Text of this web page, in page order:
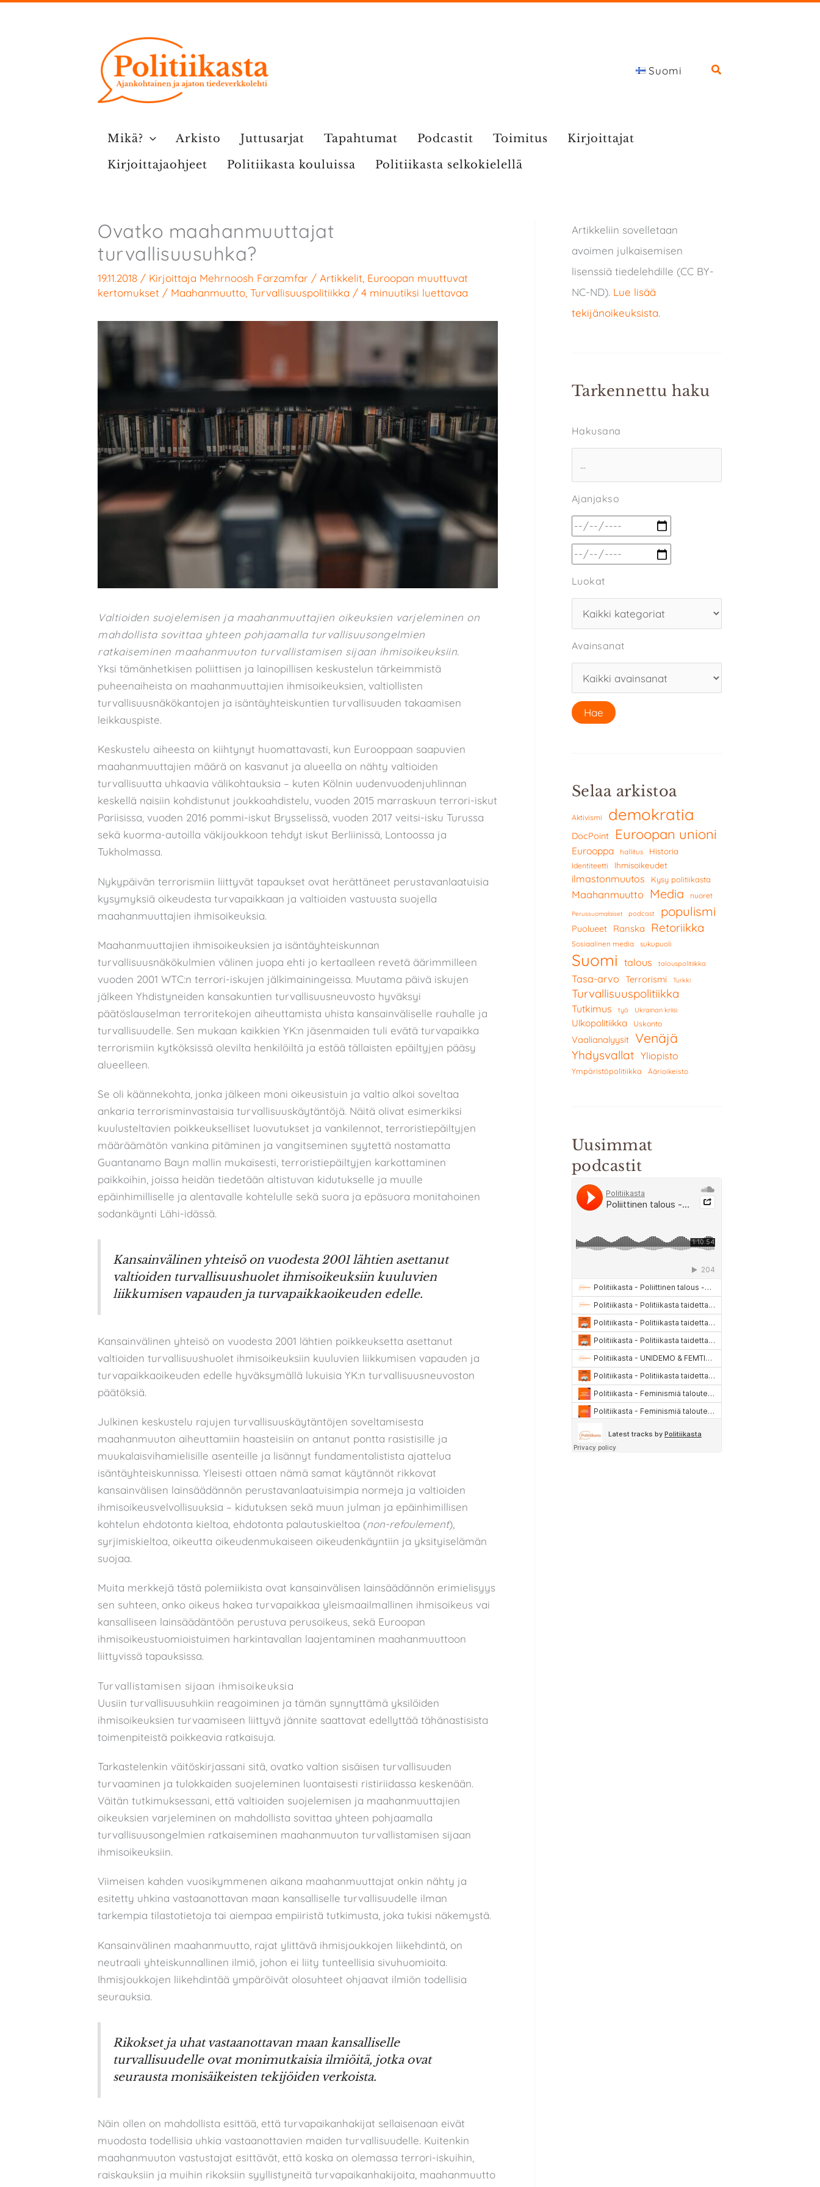
Suomi
Mikä? Arkisto Juttusarjat Tapahtumat Podcastit Toimitus
Kirjoittajat
Kirjoittajaohjeet
Politiikasta kouluissa Politiikasta selkokielellä
Ovatko maahanmuuttajat
turvallisuusuhka?
19.11.2018 / Kirjoittaja Mehrnoosh Farzamfar / Artikkelit Euroopan muuttuvat
kertomukset / Maahanmuutto Turvallisuuspolitiikka / 4 minuutiksi luettavaa
Valtioiden suojelemisen ja maahanmuuttajien oikeuksien varjeleminen on
mahdollista sovittaa yhteen pohjaamalla turvallisuusongelmien
ratkaiseminen maahanmuuton turvallistamisen sijaan ihmisoikeuksiin.
Yksi tämänhetkisen poliittisen ja lainopillisen keskustelun tärkeimmistä
puheenaiheista on maahanmuuttajien ihmisoikeuksien, valtiollisten
turvallisuusnäkökantojen ja isäntäyhteiskuntien turvallisuuden takaamisen
leikkauspiste.
Keskustelu aiheesta on kiihtynyt huomattavasti, kun Eurooppaan saapuvien
maahanmuuttajien määrä on kasvanut ja alueella on nähty valtioiden
turvallisuutta uhkaavia välikohtauksia – kuten Kölnin uudenvuodenjuhlinnan
keskellä naisiin kohdistunut joukkoahdistelu, vuoden 2015 marraskuun terrori-iskut
Pariisissa, vuoden 2016 pommi-iskut Brysselissä, vuoden 2017 veitsi-isku Turussa
sekä kuorma-autoilla väkijoukkoon tehdyt iskut Berliinissä, Lontoossa ja
Tukholmassa.
Nykypäivän terrorismiin liittyvät tapaukset ovat herättäneet perustavanlaatuisia
kysymyksiä oikeudesta turvapaikkaan ja valtioiden vastuusta suojella
maahanmuuttajien ihmisoikeuksia.
Maahanmuuttajien ihmisoikeuksien ja isäntäyhteiskunnan
turvallisuusnäkökulmien välinen juopa ehti jo kertaalleen revetä äärimmilleen
vuoden 2001 WTC:n terrori-iskujen jälkimainingeissa. Muutama päivä iskujen
jälkeen Yhdistyneiden kansakuntien turvallisuusneuvosto hyväksyi
päätöslauselman terroritekojen aiheuttamista uhista kansainväliselle rauhalle ja
turvallisuudelle. Sen mukaan kaikkien YK:n jäsenmaiden tuli evätä turvapaikka
terrorismiin kytköksissä olevilta henkilöiltä ja estää tällaisten epäiltyjen pääsy
alueelleen.
Se oli käännekohta, jonka jälkeen moni oikeusistuin ja valtio alkoi soveltaa
ankaria terrorisminvastaisia turvallisuuskäytäntöjä. Näitä olivat esimerkiksi
kuulusteltavien poikkeukselliset luovutukset ja vankilennot, terroristiepäiltyjen
määräämätön vankina pitäminen ja vangitseminen syytettä nostamatta
Guantanamo Bayn mallin mukaisesti, terroristiepäiltyjen karkottaminen
paikkoihin, joissa heidän tiedetään altistuvan kidutukselle ja muulle
epäinhimilliselle ja alentavalle kohtelulle sekä suora ja epäsuora monitahoinen
sodankäynti Lähi-idässä.
Kansainvälinen yhteisö on vuodesta 2001 lähtien asettanut
valtioiden turvallisuushuolet ihmisoikeuksiin kuuluvien
liikkumisen vapauden ja turvapaikkaoikeuden edelle.
Kansainvälinen yhteisö on vuodesta 2001 lähtien poikkeuksetta asettanut
valtioiden turvallisuushuolet ihmisoikeuksiin kuuluvien liikkumisen vapauden ja
turvapaikkaoikeuden edelle hyväksymällä lukuisia YK:n turvallisuusneuvoston
päätöksiä.
Julkinen keskustelu rajujen turvallisuuskäytäntöjen soveltamisesta
maahanmuuton aiheuttamiin haasteisiin on antanut pontta rasistisille ja
muukalaisvihamielisille asenteille ja lisännyt fundamentalistista ajattelua
isäntäyhteiskunnissa. Yleisesti ottaen nämä samat käytännöt rikkovat
kansainvälisen lainsäädännön perustavanlaatuisimpia normeja ja valtioiden
ihmisoikeusvelvollisuuksia – kidutuksen sekä muun julman ja epäinhimillisen
kohtelun ehdotonta kieltoa, ehdotonta palautuskieltoa (non-refoulement),
syrjimiskieltoa, oikeutta oikeudenmukaiseen oikeudenkäyntiin ja yksityiselämän
suojaa.
Muita merkkejä tästä polemiikista ovat kansainvälisen lainsäädännön erimielisyys
sen suhteen, onko oikeus hakea turvapaikkaa yleismaailmallinen ihmisoikeus vai
kansalliseen lainsäädäntöön perustuva perusoikeus, sekä Euroopan
ihmisoikeustuomioistuimen harkintavallan laajentaminen maahanmuuttoon
liittyvissä tapauksissa.
Turvallistamisen sijaan ihmisoikeuksia
Uusiin turvallisuusuhkiin reagoiminen ja tämän synnyttämä yksilöiden
ihmisoikeuksien turvaamiseen liittyvä jännite saattavat edellyttää tähänastisista
toimenpiteistä poikkeavia ratkaisuja.
Tarkastelenkin väitöskirjassani sitä, ovatko valtion sisäisen turvallisuuden
turvaaminen ja tulokkaiden suojeleminen luontaisesti ristiriidassa keskenään.
Väitän tutkimuksessani, että valtioiden suojelemisen ja maahanmuuttajien
oikeuksien varjeleminen on mahdollista sovittaa yhteen pohjaamalla
turvallisuusongelmien ratkaiseminen maahanmuuton turvallistamisen sijaan
ihmisoikeuksiin.
Viimeisen kahden vuosikymmenen aikana maahanmuuttajat onkin nähty ja
esitetty uhkina vastaanottavan maan kansalliselle turvallisuudelle ilman
tarkempia tilastotietoja tai aiempaa empiiristä tutkimusta, joka tukisi näkemystä.
Kansainvälinen maahanmuutto, rajat ylittävä ihmisjoukkojen liikehdintä, on
neutraali yhteiskunnallinen ilmiö, johon ei liity tunteellisia sivuhuomioita.
Ihmisjoukkojen liikehdintää ympäröivät olosuhteet ohjaavat ilmiön todellisia
seurauksia.
Rikokset ja uhat vastaanottavan maan kansalliselle
turvallisuudelle ovat monimutkaisia ilmiöitä, jotka ovat
seurausta monisäikeisten tekijöiden verkoista.
Näin ollen on mahdollista esittää, että turvapaikanhakijat sellaisenaan eivät
muodosta todellisia uhkia vastaanottavien maiden turvallisuudelle. Kuitenkin
maahanmuuton vastustajat esittävät, että koska on olemassa terrori-iskuihin,
raiskauksiin ja muihin rikoksiin syyllistyneitä turvapaikanhakijoita, maahanmuutto
Artikkeliin sovelletaan
avoimen julkaisemisen
lisenssiä tiedelehdille (CC BY-
NC-ND). Lue lisää
tekijänoikeuksista.
Tarkennettu haku
Hakusana
Ajanjakso
Luokat
Avainsanat
Selaa arkistoa
Aktivismi demokratia
DocPoint Euroopan unioni
Eurooppa hallitus Historia
Identiteetti Ihmisoikeudet
ilmastonmuutos Kysy politiikasta
Maahanmuutto Media nuoret
Perussuomalaiset podcast populismi
Puolueet Ranska Retoriikka
Sosiaalinen media sukupuoli
Suomi talous talouspolitiikka
Tasa-arvo Terrorismi Turkki
Turvallisuuspolitiikka
Tutkimus työ Ukrainan kriisi
Ulkopolitiikka Uskonto
Vaalianalyysit Venäjä
Yhdysvallat Yliopisto
Ympäristöpolitiikka Äärioikeisto
Uusimmat
podcastit